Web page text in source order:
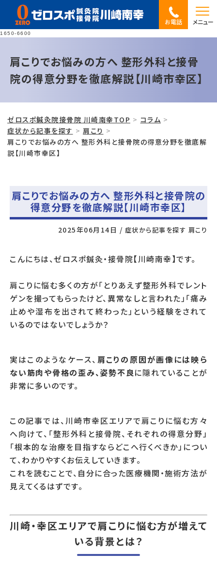
1650-6600
お電話 メニュー
肩こりでお悩みの方へ 整形外科と接骨
院の得意分野を徹底解説【川崎市幸区】
ゼロスポ鍼灸院接骨院 川崎南幸TOP
コラム
症状から記事を探す
肩こり
肩こりでお悩みの方へ 整形外科と接骨院の得意分野を徹底解
説【川崎市幸区】
肩こりでお悩みの方へ 整形外科と接骨院の
得意分野を徹底解説【川崎市幸区】
2025年06月14日 / 症状から記事を探す 肩こり
こんにちは、ゼロスポ鍼灸・接骨院【川崎南幸】です。
肩こりに悩む多くの方が「とりあえず整形外科でレント
ゲンを撮ってもらったけど、異常なしと言われた」「痛み
止めや湿布を出されて終わった」という経験をされて
いるのではないでしょうか？
実はこのようなケース、 肩こりの原因が画像には映ら
ない筋肉や骨格の歪み、姿勢不良に隠れていることが
非常に多いのです。
この記事では、川崎市幸区エリアで肩こりに悩む方々
へ向けて、「整形外科と接骨院、それぞれの得意分野」
「根本的な治療を目指すならどこへ行くべきか」につい
て、わかりやすくお伝えしていきます。
これを読むことで、自分に合った医療機関・施術方法が
見えてくるはずです。
川崎・幸区エリアで肩こりに悩む方が増えて
いる背景とは？